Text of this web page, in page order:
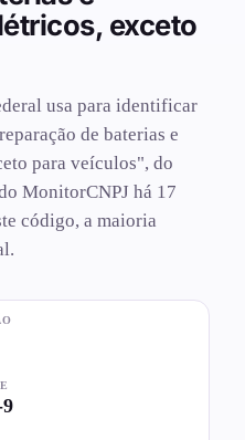
exceto
usa para identificar
de baterias e
para veículos", do
MonitorCNPJ há 17
código, a maioria